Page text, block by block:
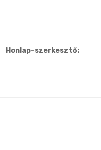
Honlap-szerkesztő: